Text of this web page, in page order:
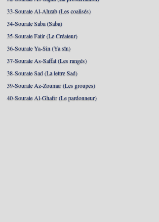
33-Sourate Al-Ahzab (Les coalisés)
34-Sourate Saba (Saba)
35-Sourate Fatir (Le Créateur)
36-Sourate Ya-Sin (Ya sîn)
37-Sourate As-Saffat (Les rangés)
38-Sourate Sad (La lettre Sad)
39-Sourate Az-Zoumar (Les groupes)
40-Sourate Al-Ghafir (Le pardonneur)